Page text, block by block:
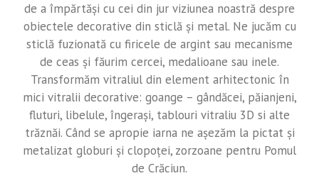
de a împărtăși cu cei din jur viziunea noastră despre
obiectele decorative din sticlă și metal. Ne jucăm cu
sticlă fuzionată cu firicele de argint sau mecanisme
de ceas și făurim cercei, medalioane sau inele.
Transformăm vitraliul din element arhitectonic în
mici vitralii decorative: goange – gândăcei, păianjeni,
fluturi, libelule, îngerași, tablouri vitraliu 3D si alte
trăznăi. Când se apropie iarna ne așezăm la pictat și
metalizat globuri și clopoței, zorzoane pentru Pomul
de Crăciun.